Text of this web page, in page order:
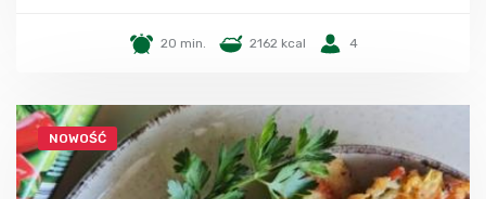
20 min. 2162 kcal 4
NOWOŚĆ